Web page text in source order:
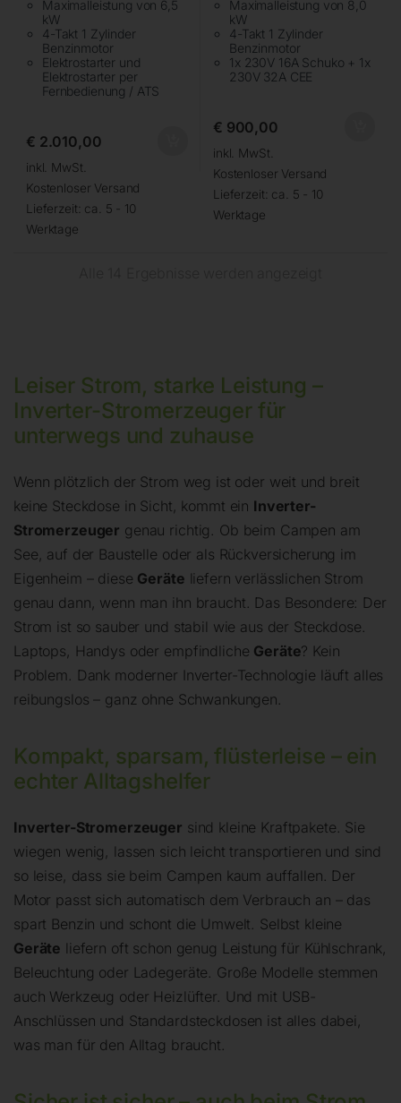
Maximalleistung von 6,5
kW
4-Takt 1 Zylinder
Benzinmotor
Elektrostarter und
Elektrostarter per
Fernbedienung / ATS
€ 2.010,00
inkl. MwSt.
Kostenloser Versand
Lieferzeit: ca. 5 - 10
Werktage
Maximalleistung von 8,0
kW
4-Takt 1 Zylinder
Benzinmotor
1x 230V 16A Schuko + 1x
230V 32A CEE
€ 900,00
inkl. MwSt.
Kostenloser Versand
Lieferzeit: ca. 5 - 10
Werktage
Leiser Strom, starke Leistung –
Inverter-Stromerzeuger für
unterwegs und zuhause
Wenn plötzlich der Strom weg ist oder weit und breit
keine Steckdose in Sicht, kommt ein Inverter-
Stromerzeuger genau richtig. Ob beim Campen am
See, auf der Baustelle oder als Rückversicherung im
Eigenheim – diese Geräte liefern verlässlichen Strom
genau dann, wenn man ihn braucht. Das Besondere: Der
Strom ist so sauber und stabil wie aus der Steckdose.
Laptops, Handys oder empfindliche Geräte? Kein
Problem. Dank moderner Inverter-Technologie läuft alles
reibungslos – ganz ohne Schwankungen.
Kompakt, sparsam, flüsterleise – ein
echter Alltagshelfer
Inverter-Stromerzeuger sind kleine Kraftpakete. Sie
wiegen wenig, lassen sich leicht transportieren und sind
so leise, dass sie beim Campen kaum auffallen. Der
Motor passt sich automatisch dem Verbrauch an – das
spart Benzin und schont die Umwelt. Selbst kleine
Geräte liefern oft schon genug Leistung für Kühlschrank,
Beleuchtung oder Ladegeräte. Große Modelle stemmen
auch Werkzeug oder Heizlüfter. Und mit USB-
Anschlüssen und Standardsteckdosen ist alles dabei,
was man für den Alltag braucht.